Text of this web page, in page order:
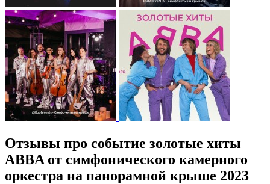
Отзывы про событие золотые хиты
ABBA от симфонического камерного
оркестра на панорамной крыше 2023